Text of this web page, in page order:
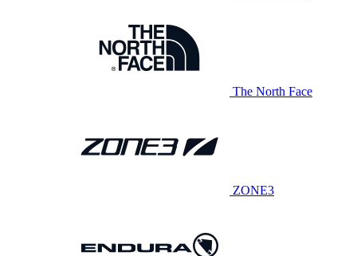
The North Face
ZONE3